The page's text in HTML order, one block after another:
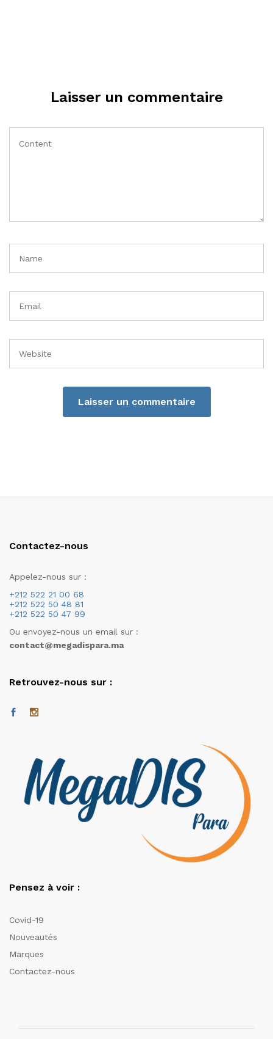
Laisser un commentaire
Contactez-nous
Appelez-nous sur :
+212 522 21 00 68
+212 522 50 48 81
+212 522 50 47 99
Ou envoyez-nous un email sur :
contact@megadispara.ma
Retrouvez-nous sur :
Pensez à voir :
Covid-19
Nouveautés
Marques
Contactez-nous